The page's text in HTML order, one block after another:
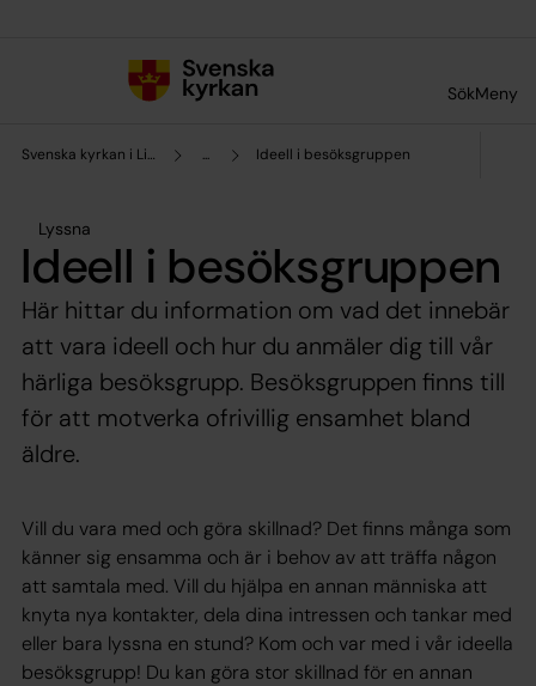
SökMeny
Svenska kyrkan i Lilla Edet ... Ideell i besöksgruppen
Lyssna
Ideell i besöksgruppen
Här hittar du information om vad det innebär
att vara ideell och hur du anmäler dig till vår
härliga besöksgrupp. Besöksgruppen finns till
för att motverka ofrivillig ensamhet bland
äldre.
Vill du vara med och göra skillnad? Det finns många som
känner sig ensamma och är i behov av att träffa någon
att samtala med. Vill du hjälpa en annan människa att
knyta nya kontakter, dela dina intressen och tankar med
eller bara lyssna en stund? Kom och var med i vår ideella
besöksgrupp! Du kan göra stor skillnad för en annan